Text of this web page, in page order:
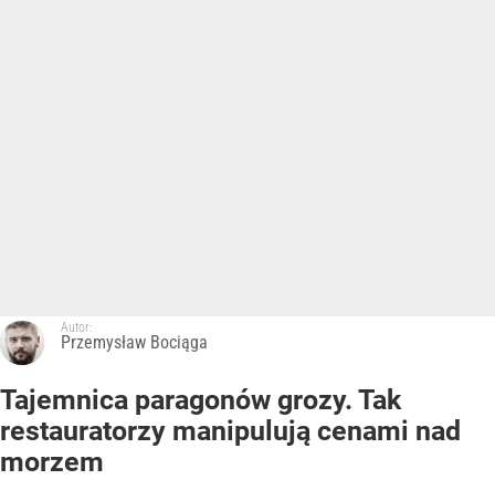
Autor:
Przemysław Bociąga
Tajemnica paragonów grozy. Tak
restauratorzy manipulują cenami nad
morzem